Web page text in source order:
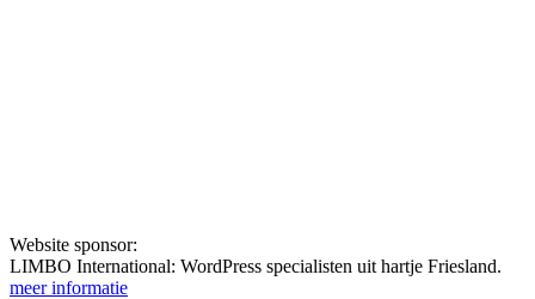
Website sponsor:
LIMBO International: WordPress specialisten uit hartje Friesland.
meer informatie